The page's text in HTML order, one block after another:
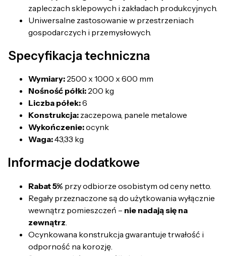
zapleczach sklepowych i zakładach produkcyjnych.
Uniwersalne zastosowanie w przestrzeniach
gospodarczych i przemysłowych.
Specyfikacja techniczna
Wymiary: 2500 x 1000 x 600 mm
Nośność półki: 200 kg
Liczba półek:6
Konstrukcja: zaczepowa, panele metalowe
Wykończenie:ocynk
Waga:43,33 kg
Informacje dodatkowe
Rabat 5% przy odbiorze osobistym od ceny netto.
Regały przeznaczone są do użytkowania wyłącznie
wewnątrz pomieszczeń – nie nadają się na
zewnątrz.
Ocynkowana konstrukcja gwarantuje trwałość i
odporność na korozję.